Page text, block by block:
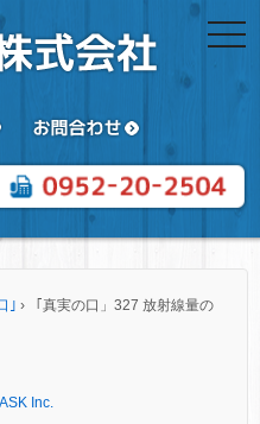
｣ ›
「真実の口」327 放射線量の
ASK Inc.